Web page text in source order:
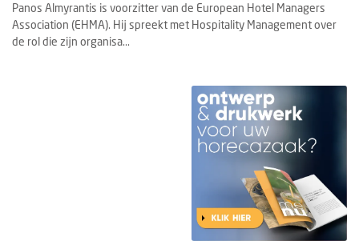
Panos Almyrantis is voorzitter van de European Hotel Managers
Association (EHMA). Hij spreekt met Hospitality Management over
de rol die zijn organisa...